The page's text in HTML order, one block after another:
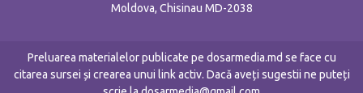
Moldova, Chisinau MD-2038
Preluarea materialelor publicate pe dosarmedia.md se face cu
citarea sursei și crearea unui link activ. Dacă aveți sugestii ne puteți